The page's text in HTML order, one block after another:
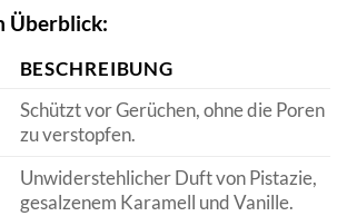
Überblick:
BESCHREIBUNG
Schützt vor Gerüchen, ohne die Poren
zu verstopfen.
Unwiderstehlicher Duft von Pistazie,
gesalzenem Karamell und Vanille.